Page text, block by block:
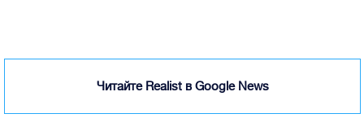
Читайте Realist в Google News